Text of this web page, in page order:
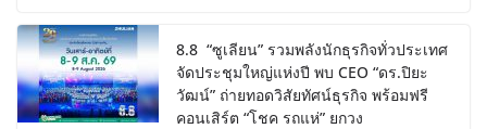
8.8 “ซูเลียน” รวมพลังนักธุรกิจทั่วประเทศ
จัดประชุมใหญ่แห่งปี พบ CEO “ดร.ปิยะ
วัฒน์” ถ่ายทอดวิสัยทัศน์ธุรกิจ พร้อมฟรี
คอนเสิร์ต “โชค รถแห่” ยกวง